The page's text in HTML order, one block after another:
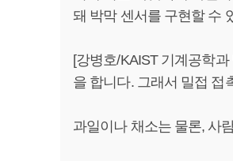
돼 박막 센서를 구현할 수
[강병호/KAIST 기계공학
을 합니다. 그래서 밀접 접
과일이나 채소는 물론, 사